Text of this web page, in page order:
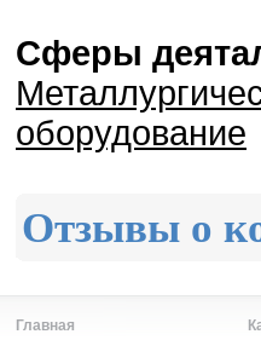
Сферы
оборудование
Отзывы о
Главная